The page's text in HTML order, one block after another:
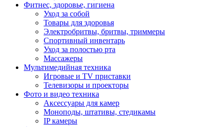
Фитнес, здоровье, гигиена
Уход за собой
Товары для здоровья
Электробритвы, бритвы, триммеры
Спортивный инвентарь
Уход за полостью рта
Массажеры
Мультимедийная техника
Игровые и TV приставки
Телевизоры и проекторы
Фото и видео техника
Аксессуары для камер
Моноподы, штативы, стедикамы
IP камеры